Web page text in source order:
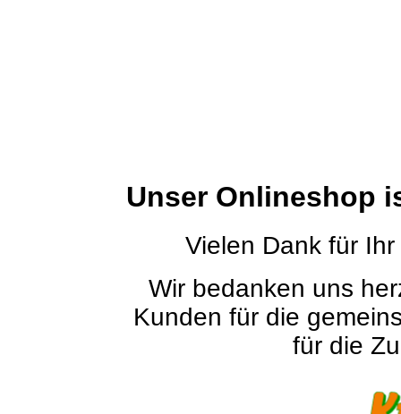
Unser Onlineshop
Vielen Dank für
Wir bedanken uns
Kunden für die
für die